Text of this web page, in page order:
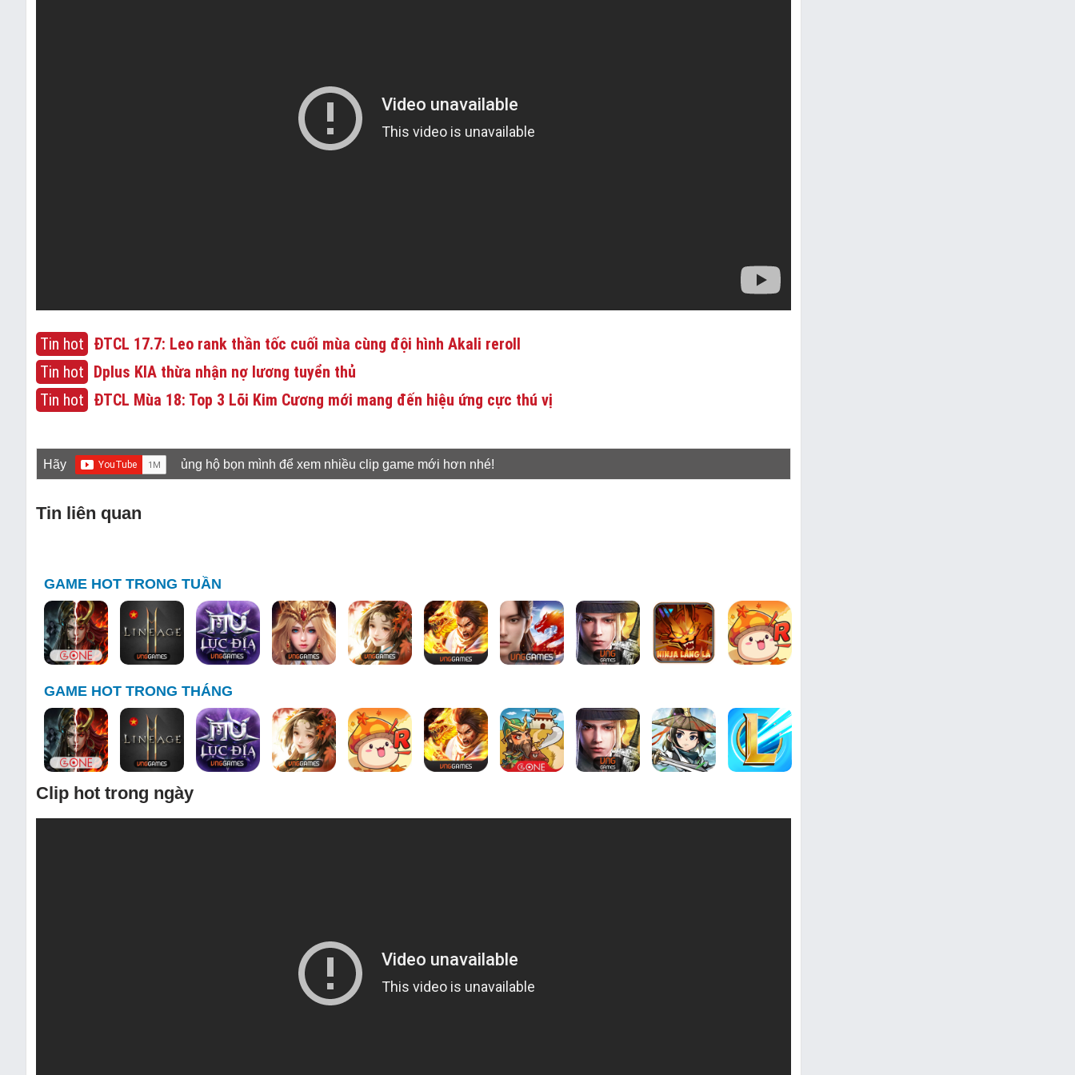
Tin hot ĐTCL 17.7: Leo rank thần tốc cuối mùa cùng đội hình Akali reroll
Tin hot Dplus KIA thừa nhận nợ lương tuyển thủ
Tin hot ĐTCL Mùa 18: Top 3 Lõi Kim Cương mới mang đến hiệu ứng cực thú vị
Hãy ủng hộ bọn mình để xem nhiều clip game mới hơn nhé!
Tin liên quan
GAME HOT TRONG TUẦN
GAME HOT TRONG THÁNG
Clip hot trong ngày